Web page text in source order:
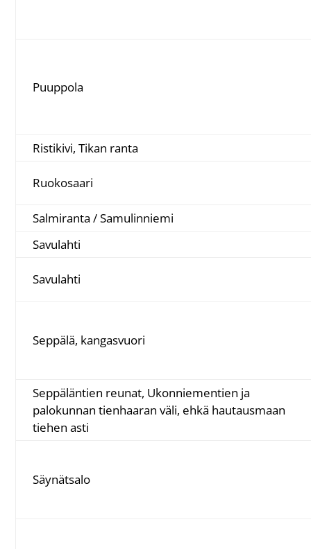
Puuppola
Ristikivi, Tikan ranta
Ruokosaari
Salmiranta / Samulinniemi
Savulahti
Savulahti
Seppälä, kangasvuori
Seppäläntien reunat, Ukonniementien ja
palokunnan tienhaaran väli, ehkä hautausmaan
tiehen asti
Säynätsalo